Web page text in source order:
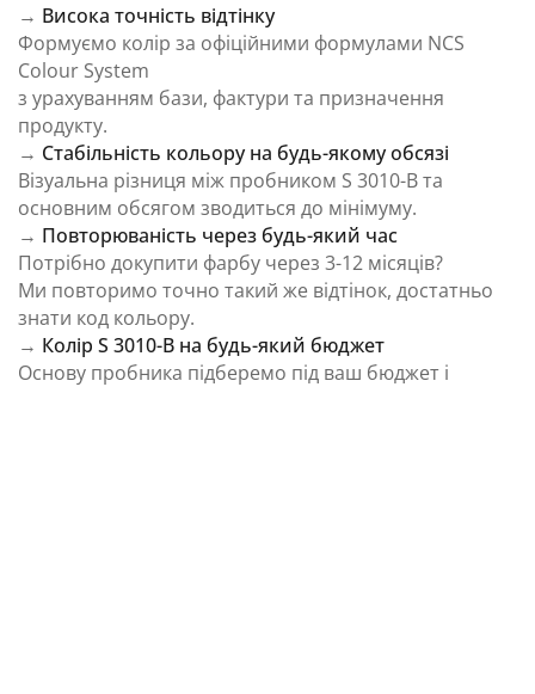
→ Висока точність відтінку
Формуємо колір за офіційними формулами NCS
Colour System
з урахуванням бази, фактури та призначення
продукту.
→ Стабільність кольору на будь-якому обсязі
Візуальна різниця між пробником S 3010-B та
основним обсягом зводиться до мінімуму.
→ Повторюваність через будь-який час
Потрібно докупити фарбу через 3-12 місяців?
Ми повторимо точно такий же відтінок, достатньо
знати код кольору.
→ Колір S 3010-B на будь-який бюджет
Основу пробника підберемо під ваш бюджет і